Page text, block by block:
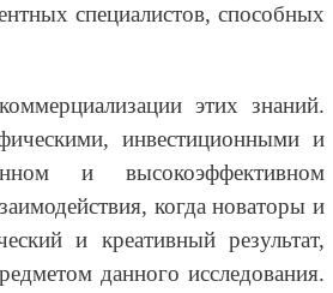
специалистов, способных
этих знаний.
инвестиционными и
и высокоэффективном
когда новаторы и
и креативный результат,
данного исследования.